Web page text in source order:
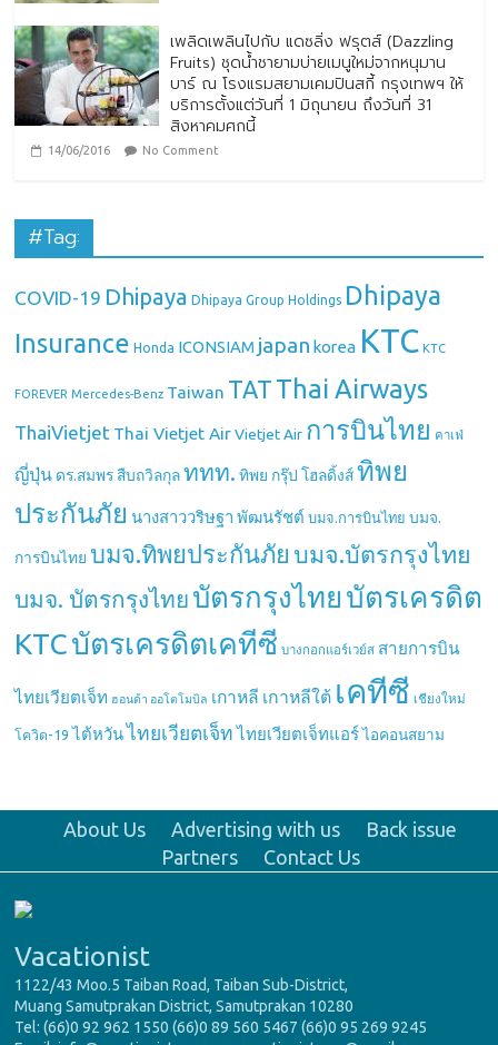
เพลิดเพลินไปกับ แดซลิ่ง ฟรุตส์ (Dazzling
Fruits) ชุดน้ำชายามบ่ายเมนูใหม่จากหนุมาน
บาร์ ณ โรงแรมสยามเคมปินสกี้ กรุงเทพฯ ให้
บริการตั้งแต่วันที่ 1 มิถุนายน ถึงวันที่ 31
สิงหาคมศกนี้
14/06/2016 No Comment
#Tag:
COVID-19 Dhipaya Dhipaya Group Holdings Dhipaya
Insurance Honda ICONSIAM japan korea KTC KTC
FOREVER Mercedes-Benz Taiwan TAT Thai Airways
ThaiVietjet Thai Vietjet Air Vietjet Air การบินไทย คาเฟ่
ญี่ปุ่น ดร.สมพร สืบถวิลกุล ททท. ทิพย กรุ๊ป โฮลดิ้งส์ ทิพย
ประกันภัย นางสาววริษฐา พัฒนรัชต์ บมจ.การบินไทย บมจ.
การบินไทย บมจ.ทิพยประกันภัย บมจ.บัตรกรุงไทย
บมจ. บัตรกรุงไทย บัตรกรุงไทย บัตรเครดิต
KTCบัตรเครดิตเคทีซี บางกอกแอร์เวย์ส สายการบิน
ไทยเวียตเจ็ท ฮอนด้า ออโตโมบิล เกาหลี เกาหลีใต้ เคทีซี เชียงใหม่
โควิด-19 ไต้หวัน ไทยเวียตเจ็ท ไทยเวียตเจ็ทแอร์ ไอคอนสยาม
About Us Advertising with us
Back issue
Partners
Contact Us
Vacationist
1122/43 Moo.5 Taiban Road, Taiban Sub-District,
Muang Samutprakan District, Samutprakan 10280
Tel: (66)0 92 962 1550 (66)0 89 560 5467 (66)0 95 269 9245